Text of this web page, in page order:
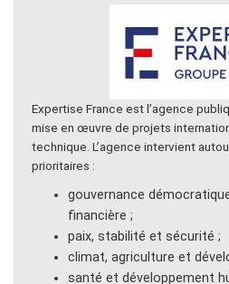
Expertise France est l’agence
mise en œuvre de projets
technique. L’agence intervient
prioritaires :
gouvernance
financière ;
paix, stabilité et sécurité ;
climat, agriculture et
santé et développement